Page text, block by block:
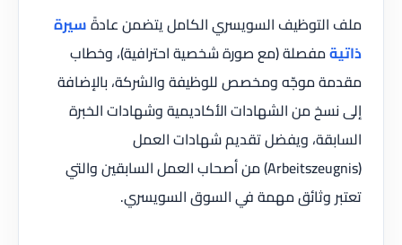
ملف التوظيف السويسري الكامل يتضمن عادةًسيرة
ذاتيةمفصلة (مع صورة شخصية احترافية)، وخطاب
مقدمة موجّه ومخصص للوظيفة والشركة، بالإضافة
إلى نسخ من الشهادات الأكاديمية وشهادات الخبرة
السابقة، ويفضل تقديم شهادات العمل
(Arbeitszeugnis) من أصحاب العمل السابقين والتي
تعتبر وثائق مهمة في السوق السويسري.